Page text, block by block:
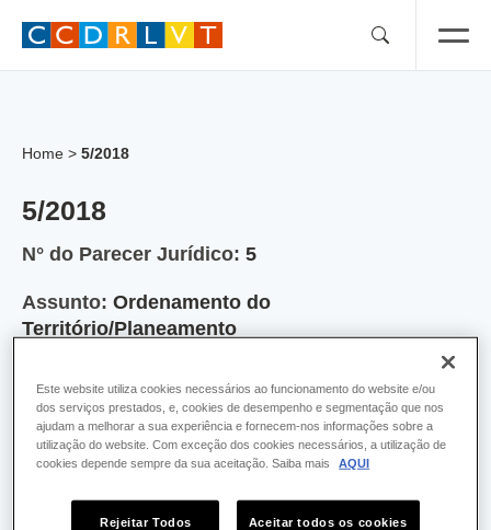
Home > 5/2018
5/2018
N° do Parecer Jurídico: 5
Assunto: Ordenamento do
Território/Planeamento
Ano:2018
Urbanismo
Este website utiliza cookies necessários ao funcionamento do website e/ou
dos serviços prestados, e, cookies de desempenho e segmentação que nos
ajudam a melhorar a sua experiência e fornecem-nos informações sobre a
utilização do website. Com exceção dos cookies necessários, a utilização de
cookies depende sempre da sua aceitação. Saiba mais
AQUI
Rejeitar Todos Aceitar todos os cookies